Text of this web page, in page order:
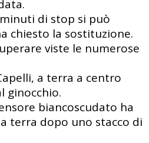
di stop si può
chiesto la sostituzione.
viste le numerose
a terra a centro
ginocchio.
biancoscudato ha
terra dopo uno stacco di